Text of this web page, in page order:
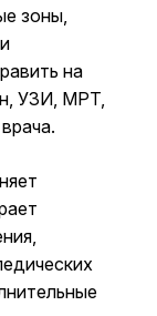
зоны,
на
УЗИ, МРТ,